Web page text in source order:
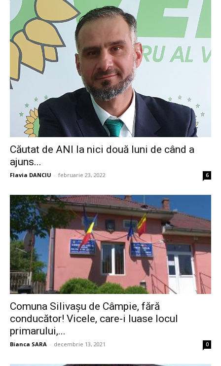
Căutat de ANI la nici două luni de când a
ajuns...
Flavia DANCIU - februarie 23, 2022 6
Comuna Silivașu de Câmpie, fără
conducător! Vicele, care-i luase locul
primarului,...
Bianca SARA - decembrie 13, 2021 0